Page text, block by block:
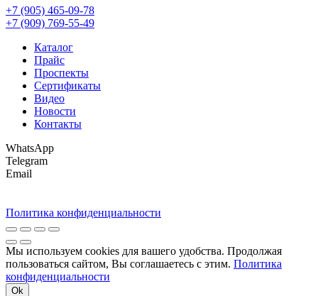
+7 (905) 465-09-78
+7 (909) 769-55-49
Каталог
Прайс
Проспекты
Сертификаты
Видео
Новости
Контакты
WhatsApp
Telegram
Email
Политика конфиденциальности
Мы используем cookies для вашего удобства. Продолжая
пользоваться сайтом, Вы соглашаетесь с этим. Политика
конфиденциальности
Ok